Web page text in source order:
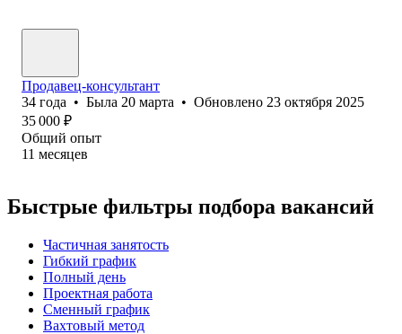
Продавец-консультант
34 года • Была 20 марта • Обновлено 23 октября 2025
35 000 ₽
Общий опыт
11 месяцев
Быстрые фильтры подбора вакансий
Частичная занятость
Гибкий график
Полный день
Проектная работа
Сменный график
Вахтовый метод